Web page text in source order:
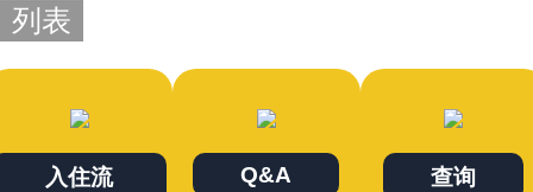
列表
入住流
Q&A 查询